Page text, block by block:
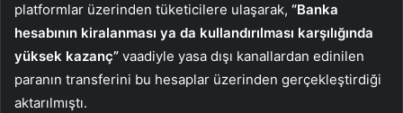
platformlar üzerinden tüketicilere ulaşarak, “Banka
hesabının kiralanması ya da kullandırılması karşılığında
yüksek kazanç” vaadiyle yasa dışı kanallardan edinilen
paranın transferini bu hesaplar üzerinden gerçekleştirdiği
aktarılmıştı.